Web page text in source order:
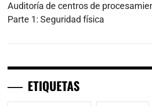
Auditoría de centros de
Parte 1: Seguridad física
ETIQUETAS